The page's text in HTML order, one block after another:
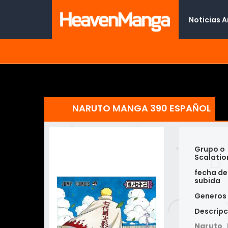
Noticias
NARUTO MANGA 390 ESPAÑOL
Grupo o
fecha de
subida
Generos